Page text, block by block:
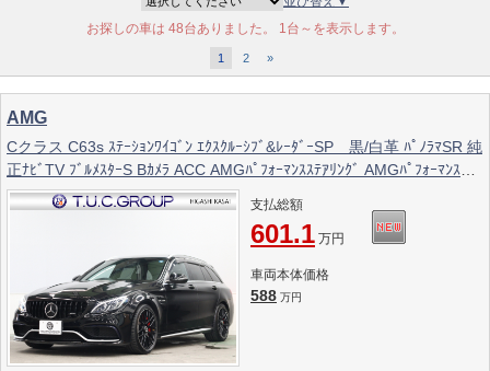
お探しの車は 48台ありました。 1台～を表示します。
1 2 »
AMG
Cクラス C63s ｽﾃｰｼｮﾝﾜｲｺﾞﾝ ｴｸｽｸﾙｰｼﾌﾞ&ﾚｰﾀﾞｰSP 黒/白革 ﾊﾟﾉﾗﾏSR 純
正ﾅﾋﾞTV ﾌﾞﾙﾒｽﾀｰS Bｶﾒﾗ ACC AMGﾊﾟﾌｫｰﾏﾝｽｽﾃｱﾘﾝｸﾞ AMGﾊﾟﾌｫｰﾏﾝｽEX
AMGﾊﾟﾌｫｰﾏﾝｽｼｰﾄ AMGﾚｯﾄﾞｷｬﾘﾊﾟｰ AMGｴｱﾛ&19ｲﾝﾁAW 2年保証付
支払総額
601.1 万円
車両本体価格
588 万円